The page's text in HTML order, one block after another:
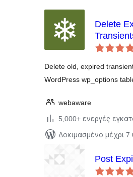
Delete
Delete old, expired
WordPress wp_options
webaware
5,000+ ενεργές
Δοκιμασμένο μέχρι
Post